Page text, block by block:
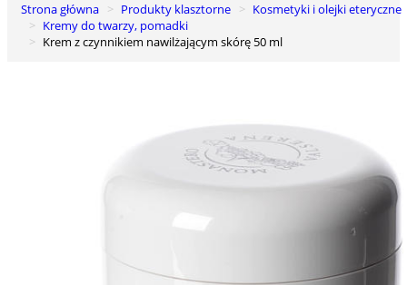
0
Koszyk
Strona główna Produkty klasztorne
Kosmetyki i olejki eteryczne
Kremy do twarzy, pomadki
Krem z czynnikiem nawilżającym skórę 50 ml